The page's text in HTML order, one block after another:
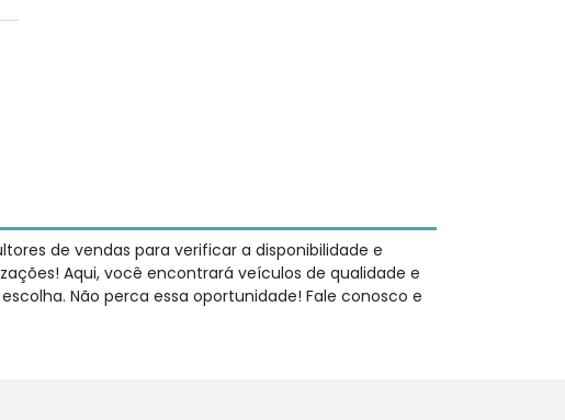
de vendas para verificar a disponibilidade e
Aqui, você encontrará veículos de qualidade e
Não perca essa oportunidade! Fale conosco e